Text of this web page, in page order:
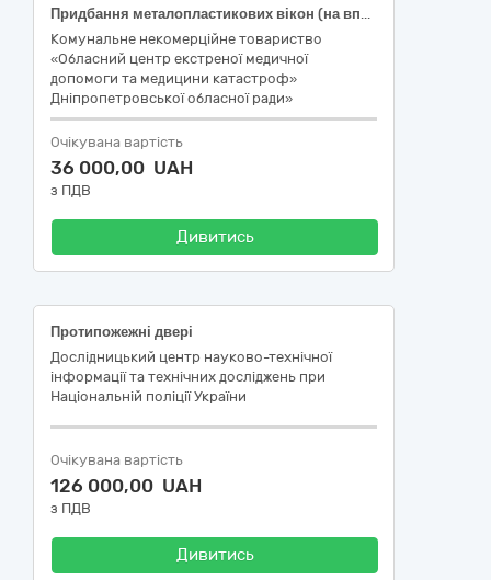
Придбання металопластикових вікон (на впровадження заходів з енергозбереження) для підстанції № 8, за адресою: м. Кривий Ріг, вул. Миколи Міхновського,12
Комунальне некомерційне товариство
«Обласний центр екстреної медичної
допомоги та медицини катастроф»
Дніпропетровської обласної ради»
Очікувана вартість
36 000,00 UAH
з ПДВ
Дивитись
Протипожежні двері
Дослідницький центр науково-технічної
інформації та технічних досліджень при
Національній поліції України
Очікувана вартість
126 000,00 UAH
з ПДВ
Дивитись